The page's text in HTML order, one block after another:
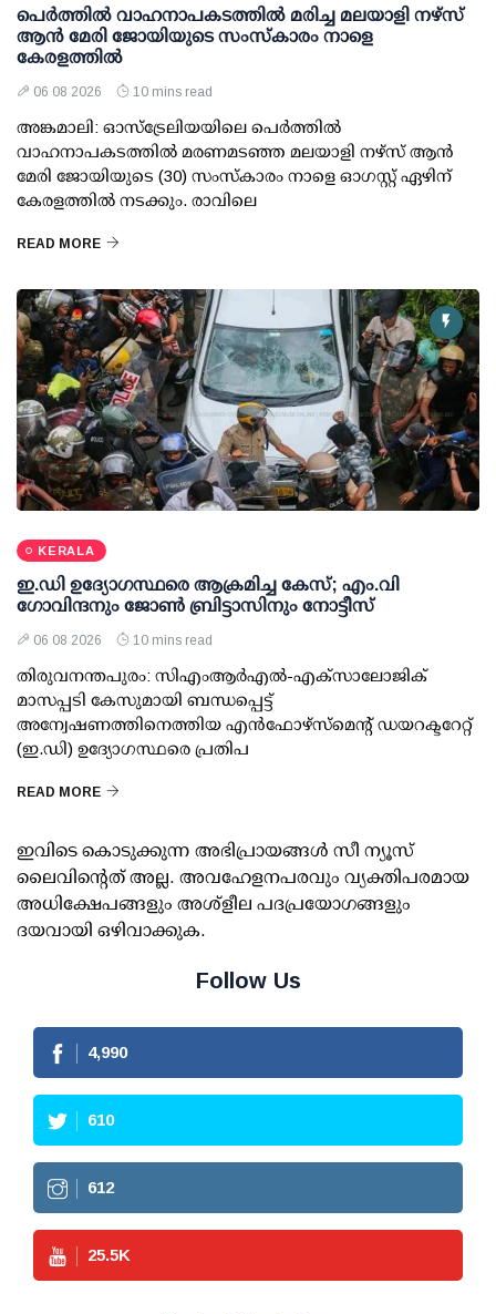
പെർത്തിൽ വാഹനാപകടത്തിൽ മരിച്ച മലയാളി നഴ്സ്
ആൻ മേരി ജോയിയുടെ സംസ്കാരം നാളെ
കേരളത്തിൽ
06 08 2026 10 mins read
അങ്കമാലി: ഓസ്‌ട്രേലിയയിലെ പെർത്തിൽ
വാഹനാപകടത്തിൽ മരണമടഞ്ഞ മലയാളി നഴ്സ് ആൻ
മേരി ജോയിയുടെ (30) സംസ്കാരം നാളെ ഓഗസ്റ്റ് ഏഴിന്
കേരളത്തിൽ നടക്കും. രാവിലെ
READ MORE
KERALA
ഇ.ഡി ഉദ്യോഗസ്ഥരെ ആക്രമിച്ച കേസ്; എം.വി
ഗോവിന്ദനും ജോണ്‍ ബ്രിട്ടാസിനും നോട്ടീസ്
06 08 2026 10 mins read
തിരുവനന്തപുരം: സിഎംആര്‍എല്‍-എക്‌സാലോജിക്
മാസപ്പടി കേസുമായി ബന്ധപ്പെട്ട്
അന്വേഷണത്തിനെത്തിയ എന്‍ഫോഴ്സ്മെന്റ് ഡയറക്ടറേറ്റ്
(ഇ.ഡി) ഉദ്യോഗസ്ഥരെ പ്രതിപ
READ MORE
ഇവിടെ കൊടുക്കുന്ന അഭിപ്രായങ്ങള്‍ സീ ന്യൂസ്
ലൈവിന്റെത് അല്ല. അവഹേളനപരവും വ്യക്തിപരമായ
അധിക്ഷേപങ്ങളും അശ്‌ളീല പദപ്രയോഗങ്ങളും
ദയവായി ഒഴിവാക്കുക.
Follow Us
4,990
610
612
25.5K